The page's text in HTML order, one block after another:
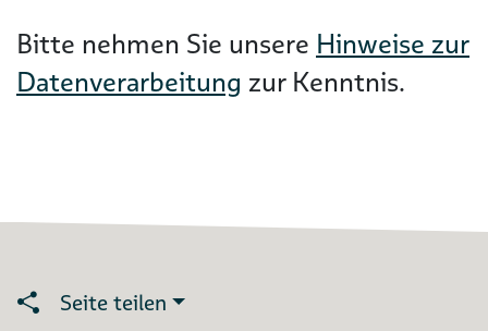
Bitte nehmen Sie unsere Hinweise zur
Datenverarbeitung zur Kenntnis.
Seite teilen